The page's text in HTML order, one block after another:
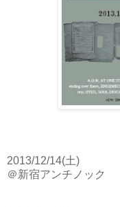
2013/12/14(土)
＠新宿アンチノック